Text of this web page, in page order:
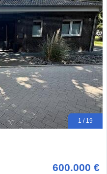
1 / 19
600.000 €